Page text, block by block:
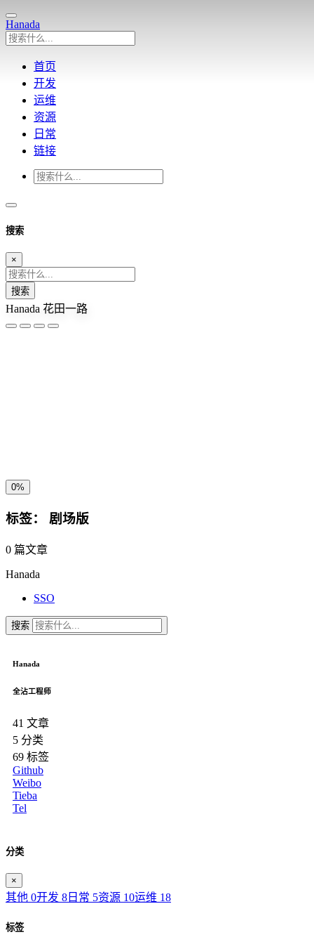
Hanada
首页
开发
运维
资源
日常
链接
搜索
×
搜索
Hanada 花田一路
0%
标签： 剧场版
0 篇文章
Hanada
SSO
搜索
Hanada
全沾工程师
41 文章
5 分类
69 标签
Github
Weibo
Tieba
Tel
分类
×
其他 0开发 8 日常 5资源 10运维 18
标签